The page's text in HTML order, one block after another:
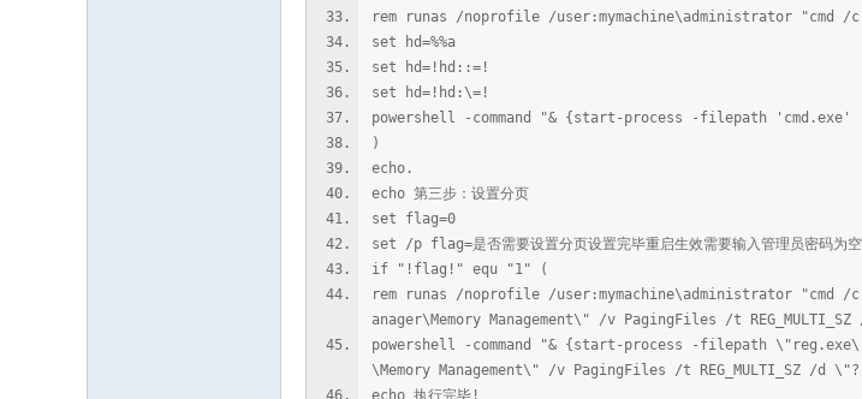
rem runas /noprofile /user:mymachine\administrator
set hd=%%a
set hd=!hd::=!
set hd=!hd:\=!
powershell -command "& {start-process -filepath
)
echo.
echo 第三步：设置分页
set flag=0
set /p flag=是否需要设置分页设置完毕重启生效需要输入管理员密码为
if "!flag!" equ "1" (
rem runas /noprofile /user:mymachine\administrator "cmd /
anager\Memory Management\" /v PagingFiles /t
powershell -command "& {start-process -filepath
\Memory Management\" /v PagingFiles /t REG_MULTI_SZ
echo 执行完毕!